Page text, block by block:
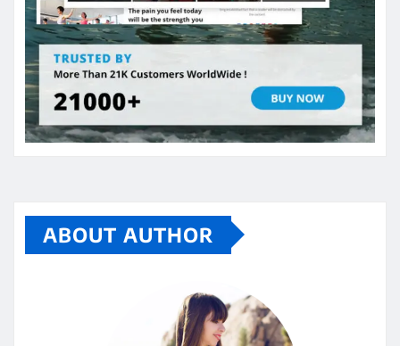
ABOUT AUTHOR